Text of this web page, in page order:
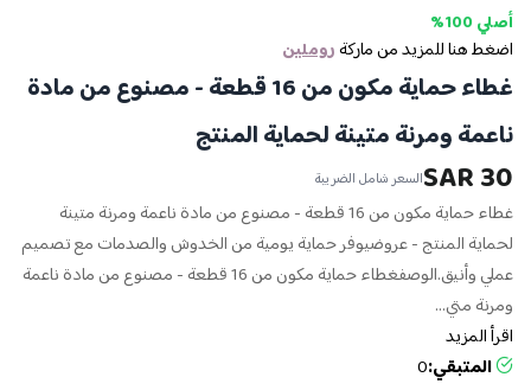
أصلي 100%
اضغط هنا للمزيد من ماركةروملين
غطاء حماية مكون من 16 قطعة - مصنوع من مادة
ناعمة ومرنة متينة لحماية المنتج
30 SAR السعر شامل الضريبة
غطاء حماية مكون من 16 قطعة - مصنوع من مادة ناعمة ومرنة متينة
لحماية المنتج - عروضيوفر حماية يومية من الخدوش والصدمات مع تصميم
عملي وأنيق.الوصفغطاء حماية مكون من 16 قطعة - مصنوع من مادة ناعمة
ومرنة متي...
اقرأ المزيد
المتبقي:0